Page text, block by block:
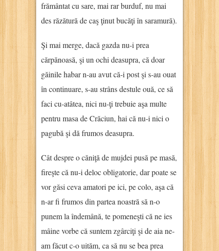
frământat cu sare, mai rar burduf, nu mai
des răzătură de caş ţinut bucăţi în saramură).
Şi mai merge, dacă gazda nu-i prea
cărpănoasă, şi un ochi deasupra, că doar
găinile habar n-au avut că-i post şi s-au ouat
în continuare, s-au strâns destule ouă, ce să
faci cu-atâtea, nici nu-ţi trebuie aşa multe
pentru masa de Crăciun, hai că nu-i nici o
pagubă şi dă frumos deasupra.
Cât despre o căniţă de mujdei pusă pe masă,
fireşte că nu-i deloc obligatorie, dar poate se
vor găsi ceva amatori pe ici, pe colo, aşa că
n-ar fi frumos din partea noastră să n-o
punem la îndemână, te pomeneşti că ne ies
mâine vorbe că suntem zgârciţi şi de aia ne-
am făcut c-o uităm, ca să nu se bea prea